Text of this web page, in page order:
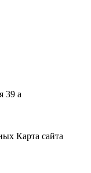
39 а
Карта сайта